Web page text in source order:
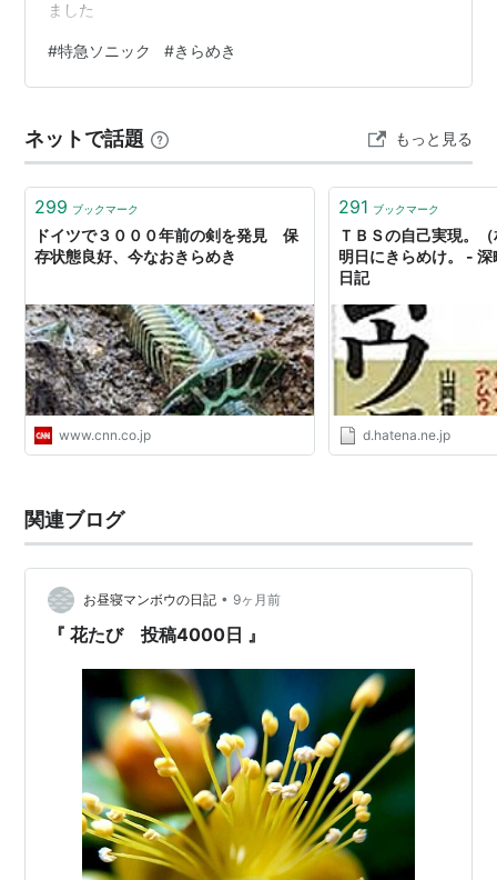
ました
#特急ソニック #きらめき
ネットで話題 もっと見る
299 ブックマーク
ドイツで３０００年前の剣を発見 保
存状態良好、今なおきらめき
www.cnn.co.jp
291 ブックマーク
ＴＢＳの自己実現。
明日にきらめけ。 -
日記
d.hatena.ne.jp
関連ブログ
お昼寝マンボウの日記 • 9ヶ月前
『 花たび 投稿4000日 』